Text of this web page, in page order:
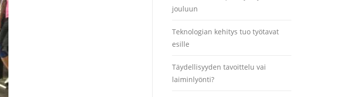
jouluun
Teknologian kehitys tuo työtavat
esille
Täydellisyyden tavoittelu vai
laiminlyönti?